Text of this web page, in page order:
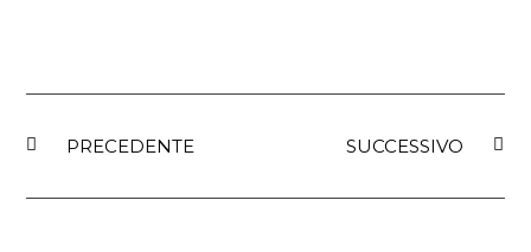
PRECEDENTE SUCCESSIVO